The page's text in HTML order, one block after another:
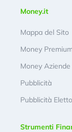
Money.it
Mappa del Sito
Money
Money Aziende
Pubblicità
Pubblicità
Strumenti